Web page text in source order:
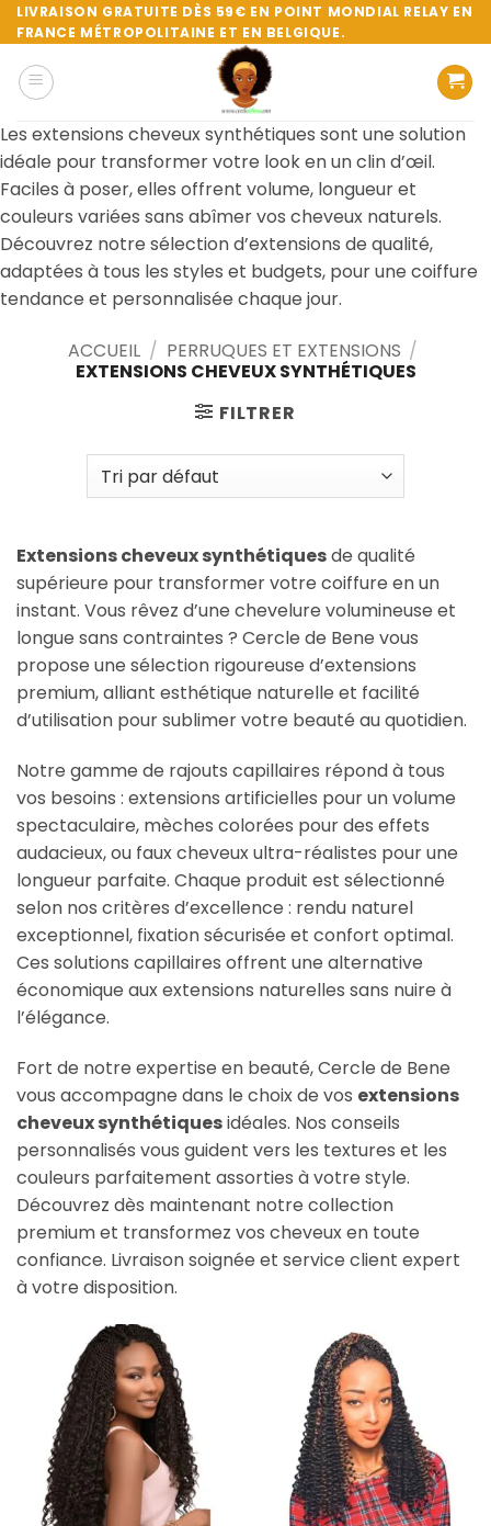
Passer
au
contenu
LIVRAISON GRATUITE DÈS 59€ EN POINT MONDIAL RELAY EN
FRANCE MÉTROPOLITAINE ET EN BELGIQUE.
Les extensions cheveux synthétiques sont une solution
idéale pour transformer votre look en un clin d’œil.
Faciles à poser, elles offrent volume, longueur et
couleurs variées sans abîmer vos cheveux naturels.
Découvrez notre sélection d’extensions de qualité,
adaptées à tous les styles et budgets, pour une coiffure
tendance et personnalisée chaque jour.
ACCUEIL / PERRUQUES ET EXTENSIONS /
EXTENSIONS CHEVEUX SYNTHÉTIQUES
FILTRER
Extensions cheveux synthétiquesde qualité
supérieure pour transformer votre coiffure en un
instant. Vous rêvez d’une chevelure volumineuse et
longue sans contraintes ? Cercle de Bene vous
propose une sélection rigoureuse d’extensions
premium, alliant esthétique naturelle et facilité
d’utilisation pour sublimer votre beauté au quotidien.
Notre gamme de rajouts capillaires répond à tous
vos besoins : extensions artificielles pour un volume
spectaculaire, mèches colorées pour des effets
audacieux, ou faux cheveux ultra-réalistes pour une
longueur parfaite. Chaque produit est sélectionné
selon nos critères d’excellence : rendu naturel
exceptionnel, fixation sécurisée et confort optimal.
Ces solutions capillaires offrent une alternative
économique aux extensions naturelles sans nuire à
l’élégance.
Fort de notre expertise en beauté, Cercle de Bene
vous accompagne dans le choix de vos extensions
cheveux synthétiquesidéales. Nos conseils
personnalisés vous guident vers les textures et les
couleurs parfaitement assorties à votre style.
Découvrez dès maintenant notre collection
premium et transformez vos cheveux en toute
confiance. Livraison soignée et service client expert
à votre disposition.